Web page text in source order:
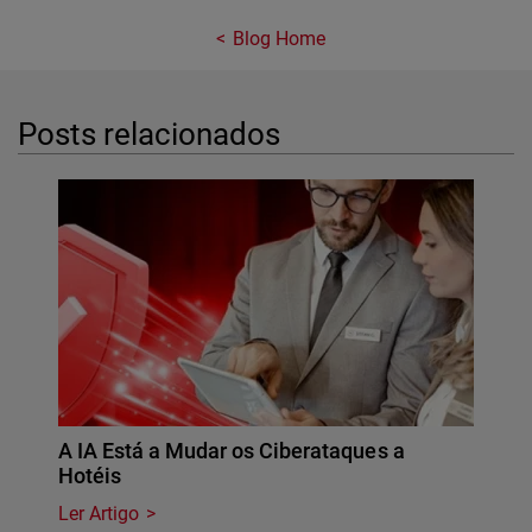
Blog Home
Posts relacionados
A IA Está a Mudar os Ciberataques a
Hotéis
Ler Artigo